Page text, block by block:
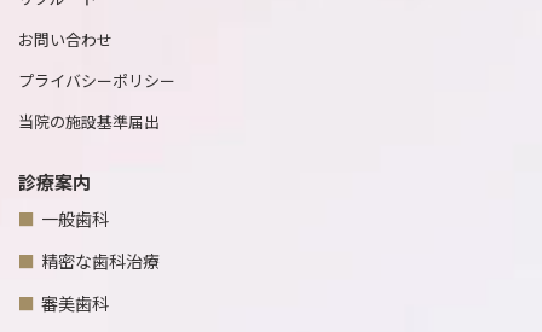
お問い合わせ
プライバシーポリシー
当院の施設基準届出
診療案内
一般歯科
精密な歯科治療
審美歯科